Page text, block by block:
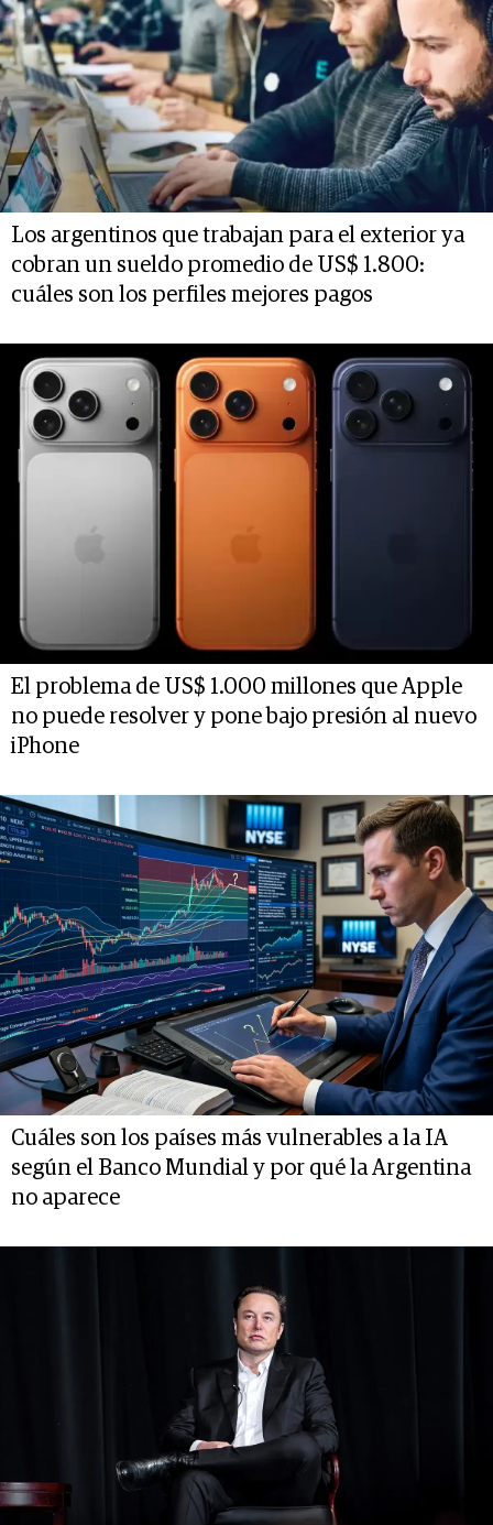
Los argentinos que trabajan para el exterior ya
cobran un sueldo promedio de US$ 1.800:
cuáles son los perfiles mejores pagos
El problema de US$ 1.000 millones que Apple
no puede resolver y pone bajo presión al nuevo
iPhone
Cuáles son los países más vulnerables a la IA
según el Banco Mundial y por qué la Argentina
no aparece